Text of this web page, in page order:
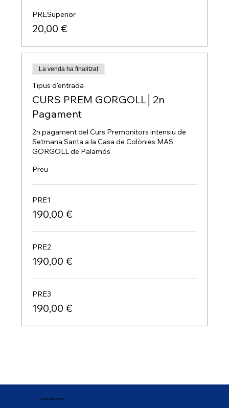
PRESuperior
20,00 €
La venda ha finalitzat
Tipus d'entrada
CURS PREM GORGOLL│2n
Pagament
2n pagament del Curs Premonitors intensiu de
Setmana Santa a la Casa de Colònies MAS
GORGOLL de Palamós
Preu
PRE1
190,00 €
PRE2
190,00 €
PRE3
190,00 €
Accedir ràpidament